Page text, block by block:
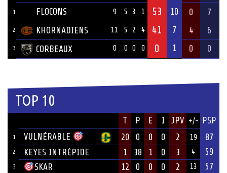
1 FLOCONS 9 5 3 1 53 10 0 7
2 KHORNADIENS 11 5 2 4 41 7 4 6
3 CORBEAUX 0 0 0 0 0 1 0 0
TOP 10
T P E I JPV +/- PSP
1 VULNÉRABLE 20 0 0 0 2 19 87
2 KEYES INTRÉPIDE 1 38 1 0 3 4 59
3 SKAR 12 0 0 0 2 13 57